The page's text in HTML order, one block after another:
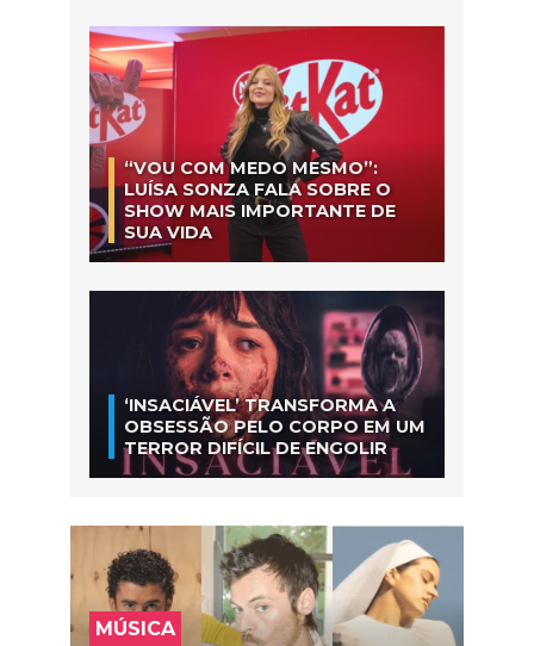
“VOU COM MEDO MESMO”:
LUÍSA SONZA FALA SOBRE O
SHOW MAIS IMPORTANTE DE
SUA VIDA
‘INSACIÁVEL’ TRANSFORMA A
OBSESSÃO PELO CORPO EM UM
TERROR DIFÍCIL DE ENGOLIR
MÚSICA